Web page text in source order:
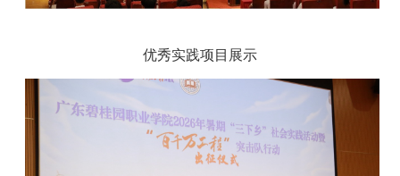
优秀实践项目展示